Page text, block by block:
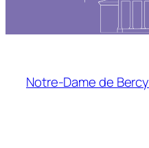
Notre-Dame de Bercy